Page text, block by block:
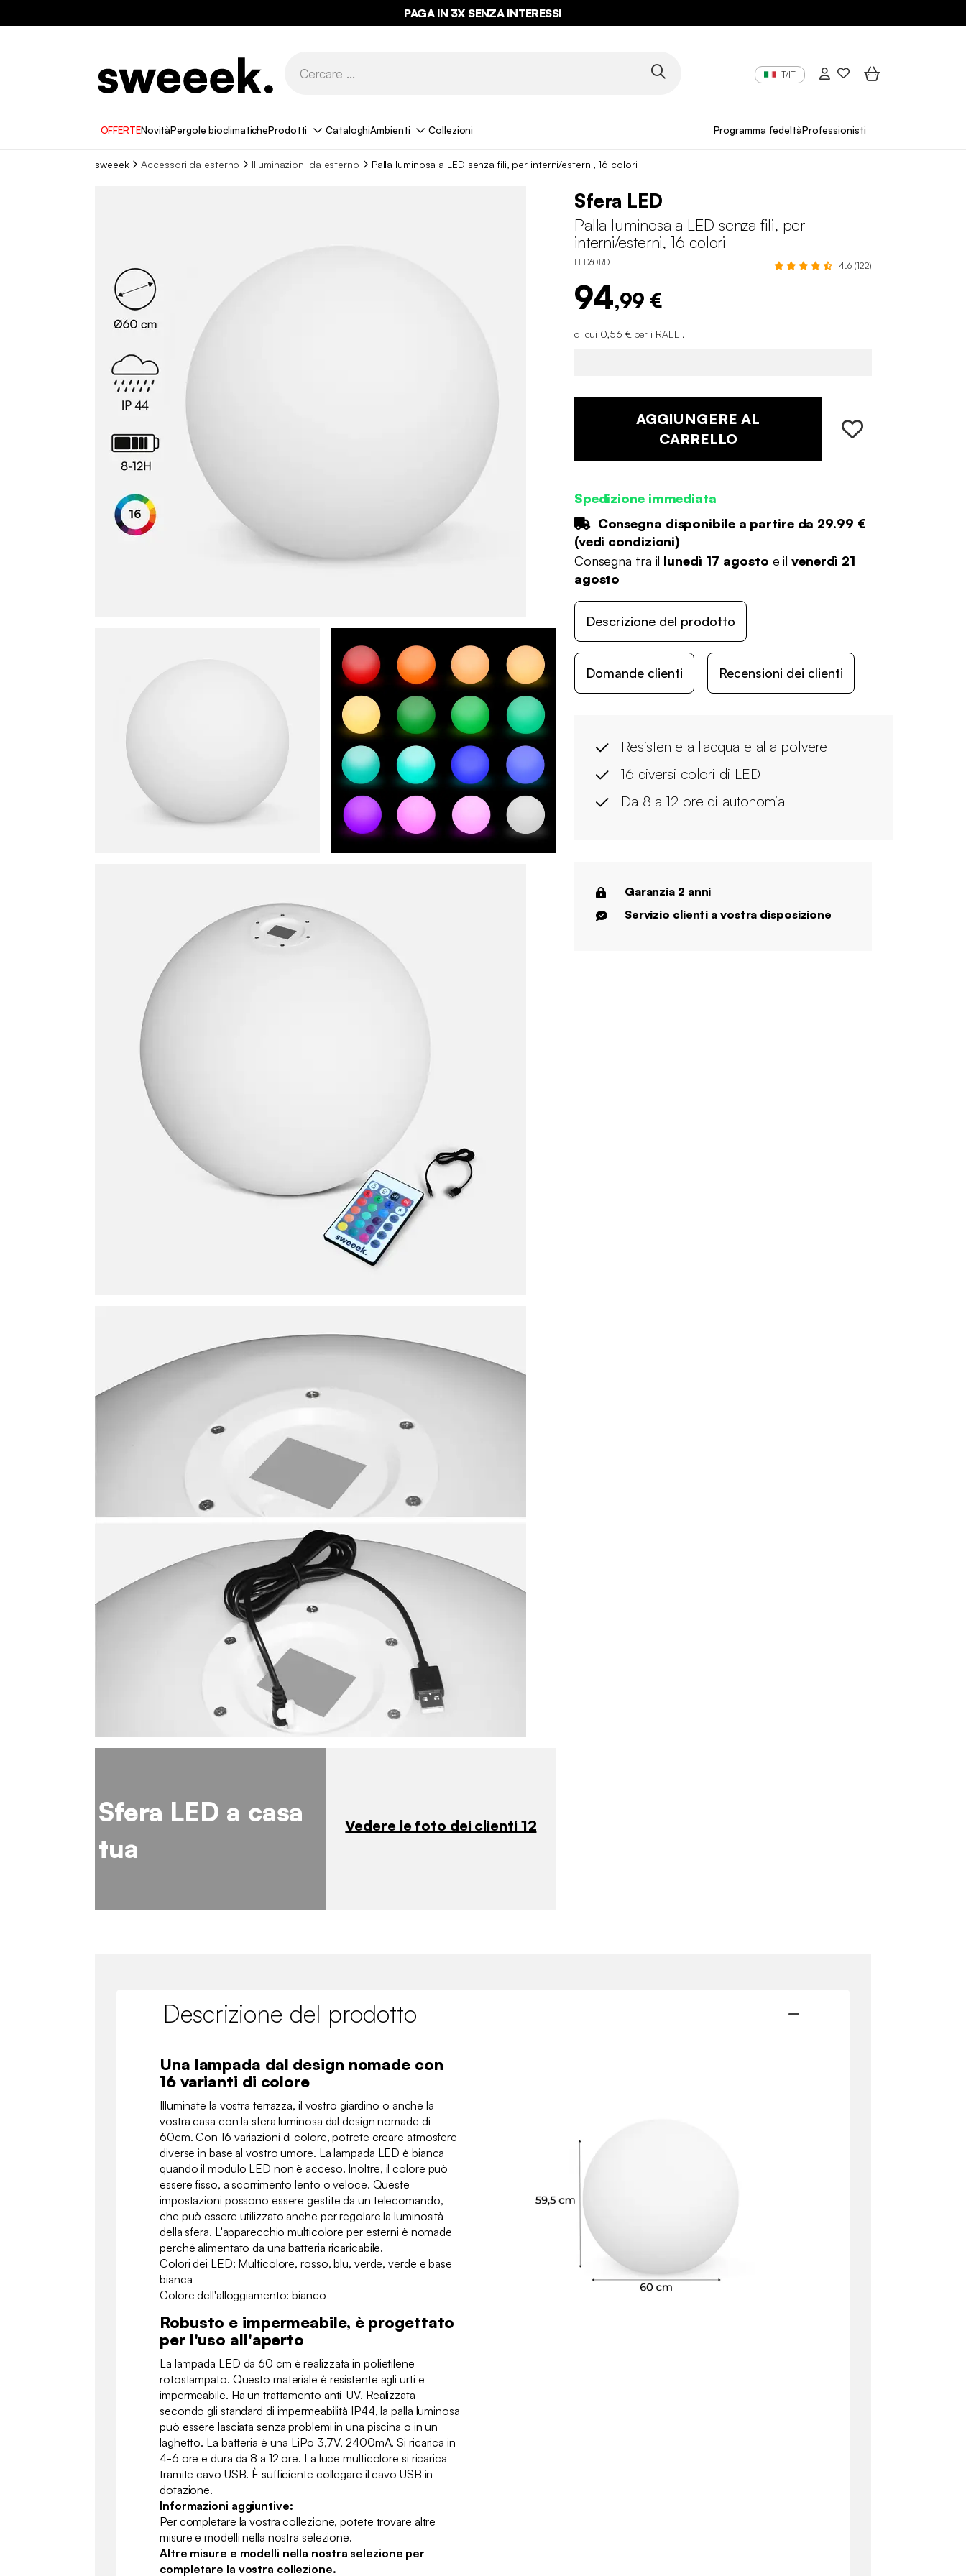
PAGA IN 3X SENZA INTERESSI
IT/IT
OFFERTENovitàPergole bioclimaticheProdotti CataloghiAmbienti Collezioni Programma fedeltàProfessionisti
sweeek Accessori da esterno Illuminazioni da esterno Palla luminosa a LED senza fili, per interni/esterni, 16 colori
Sfera LED a casa
tua
Vedere le foto dei clienti 12
Sfera LED
Palla luminosa a LED senza fili, per
interni/esterni, 16 colori
LED60RD 4.6 (122)
94,99 €
di cui 0,56 € per i RAEE .
AGGIUNGERE AL
CARRELLO
Spedizione immediata
Consegna disponibile a partire da 29.99 €
(vedi condizioni)
Consegna tra il lunedì 17 agosto e ilvenerdì 21
agosto
Descrizione del prodotto
Domande clienti Recensioni dei clienti
Resistente all'acqua e alla polvere
16 diversi colori di LED
Da 8 a 12 ore di autonomia
Garanzia 2 anni
Servizio clienti a vostra disposizione
Descrizione del prodotto
Una lampada dal design nomade con
16 varianti di colore
Illuminate la vostra terrazza, il vostro giardino o anche la
vostra casa con la sfera luminosa dal design nomade di
60cm. Con 16 variazioni di colore, potrete creare atmosfere
diverse in base al vostro umore. La lampada LED è bianca
quando il modulo LED non è acceso. Inoltre, il colore può
essere fisso, a scorrimento lento o veloce. Queste
impostazioni possono essere gestite da un telecomando,
che può essere utilizzato anche per regolare la luminosità
della sfera. L'apparecchio multicolore per esterni è nomade
perché alimentato da una batteria ricaricabile.
Colori dei LED: Multicolore, rosso, blu, verde, verde e base
bianca
Colore dell'alloggiamento: bianco
Robusto e impermeabile, è progettato
per l'uso all'aperto
La lampada LED da 60 cm è realizzata in polietilene
rotostampato. Questo materiale è resistente agli urti e
impermeabile. Ha un trattamento anti-UV. Realizzata
secondo gli standard di impermeabilità IP44, la palla luminosa
può essere lasciata senza problemi in una piscina o in un
laghetto. La batteria è una LiPo 3,7V, 2400mA. Si ricarica in
4-6 ore e dura da 8 a 12 ore. La luce multicolore si ricarica
tramite cavo USB. È sufficiente collegare il cavo USB in
dotazione.
Informazioni aggiuntive:
Per completare la vostra collezione, potete trovare altre
misure e modelli nella nostra selezione.
Altre misure e modelli nella nostra selezione per
completare la vostra collezione.